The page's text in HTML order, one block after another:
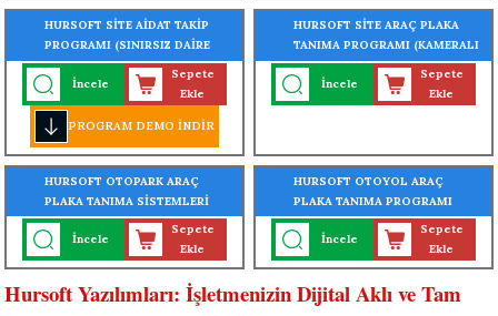
HURSOFT SİTE AİDAT TAKİP
PROGRAMI (SINIRSIZ DAİRE
KAYIT KAPASİTELİ)
İncele
Sepete
Ekle
PROGRAM DEMO İNDİR
HURSOFT SİTE ARAÇ PLAKA
TANIMA PROGRAMI (KAMERALI
ARAÇ PLAKA TANIMA
SİSTEMLERİ)
İncele
Sepete
Ekle
HURSOFT OTOPARK ARAÇ
PLAKA TANIMA SİSTEMLERİ
(KAMERALI ARAÇ PLAKA
TANIMA PROGRAMI)
İncele
Sepete
Ekle
HURSOFT OTOYOL ARAÇ
PLAKA TANIMA PROGRAMI
(KAMERALI ARAÇ PLAKA
TANIMA PROGRAMI)
İncele
Sepete
Ekle
Hursoft Yazılımları: İşletmenizin Dijital Aklı ve Tam